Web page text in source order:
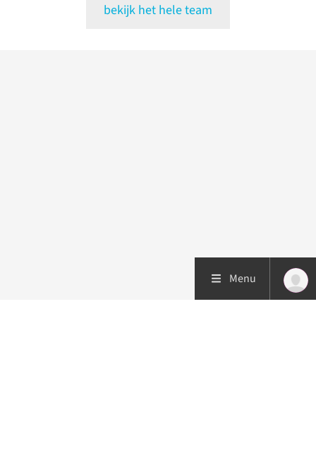
bekijk het hele team
Menu